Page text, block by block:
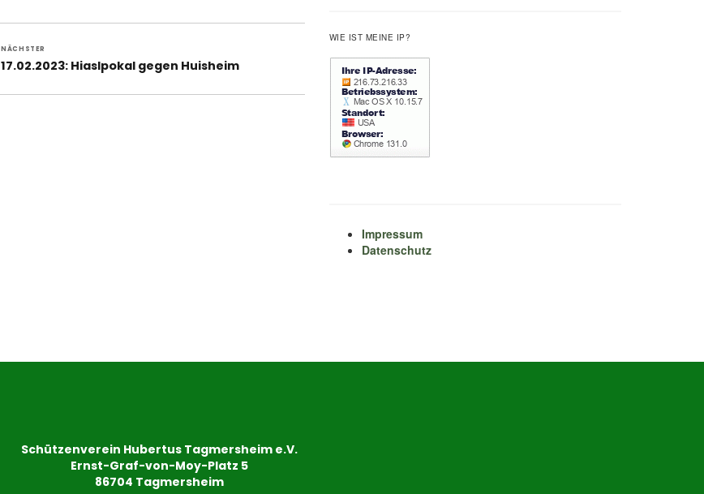
NÄCHSTER
Nächster
17.02.2023: Hiaslpokal gegen Huisheim
WIE IST MEINE IP?
Impressum
Datenschutz
Schützenverein Hubertus Tagmersheim e.V.
Ernst-Graf-von-Moy-Platz 5
86704 Tagmersheim